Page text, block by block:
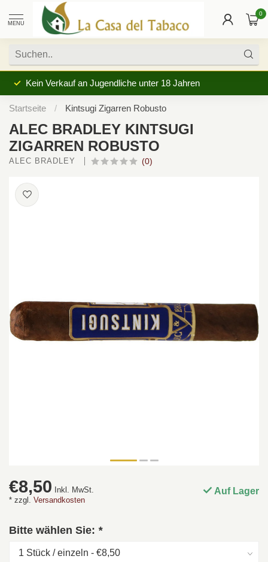
MENU
0
Kein Verkauf an Jugendliche unter 18 Jahren
Startseite / Kintsugi Zigarren Robusto
ALEC BRADLEY KINTSUGI
ZIGARREN ROBUSTO
ALEC BRADLEY (0)
€8,50
Inkl. MwSt.
* zzgl. Versandkosten
Auf Lager
Bitte wählen Sie: *